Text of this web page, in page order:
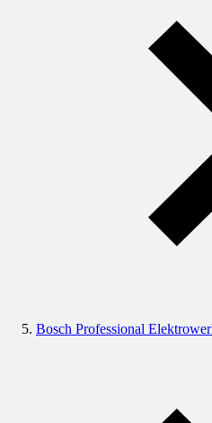
Bosch Professional